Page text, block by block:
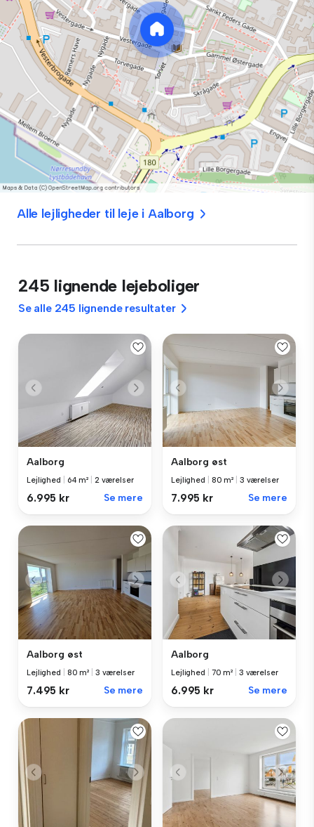
Alle lejligheder til leje i Aalborg
245 lignende lejeboliger
Se alle 245 lignende resultater
Aalborg
Lejlighed 64 m² 2 værelser
6.995 kr Se mere
Aalborg øst
Lejlighed 80 m² 3 værelser
7.995 kr Se mere
Aalborg øst
Lejlighed 80 m² 3 værelser
7.495 kr Se mere
Aalborg
Lejlighed 70 m² 3 værelser
6.995 kr Se mere